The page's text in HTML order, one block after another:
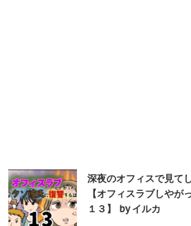
深夜のオフィスで見て
【オフィスラブしやが
１３】 by イルカ